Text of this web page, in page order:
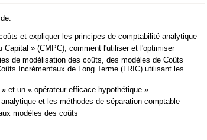
et expliquer les principes de comptabilité analytique
Capital » (CMPC), comment l'utiliser et l'optimiser
de modélisation des coûts, des modèles de Coûts
Incrémentaux de Long Terme (LRIC) utilisant les
et un « opérateur efficace hypothétique »
et les méthodes de séparation comptable
modèles des coûts